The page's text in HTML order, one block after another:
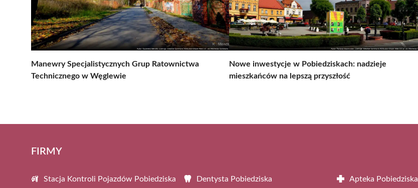
Manewry Specjalistycznych Grup Ratownictwa
Technicznego w Węglewie
Nowe inwestycje w Pobiedziskach: nadzieje
mieszkańców na lepszą przyszłość
FIRMY
Stacja Kontroli Pojazdów Pobiedziska Dentysta Pobiedziska Apteka Pobiedziska